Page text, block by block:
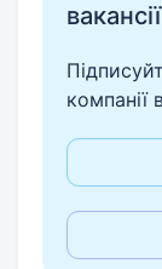
компанії